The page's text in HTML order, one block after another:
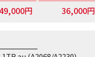
49,000円 36,000円